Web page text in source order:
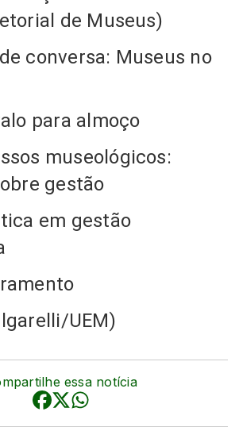
de Museus)
conversa: Museus no
para almoço
museológicos:
gestão
em gestão
UEM)
essa notícia